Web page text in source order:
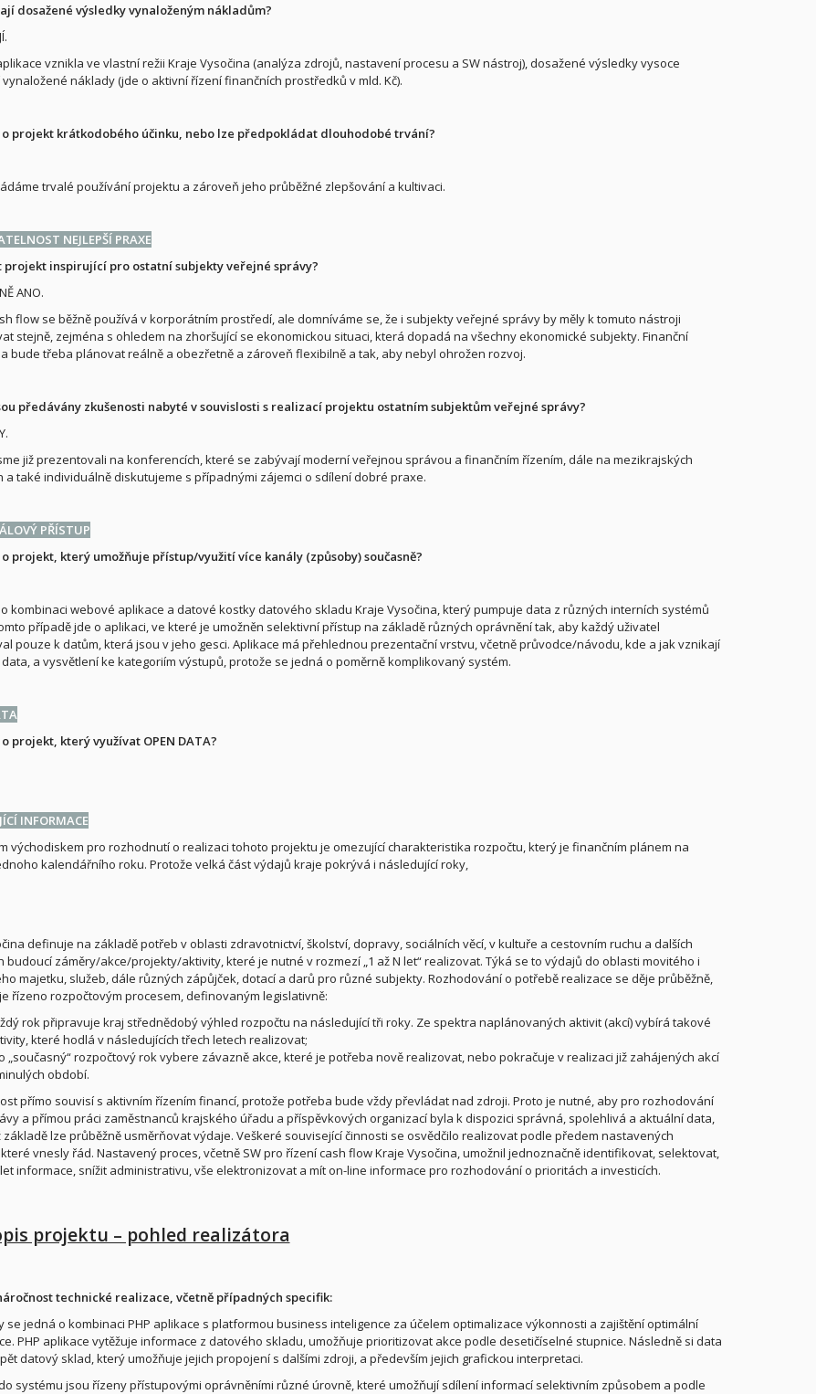
dosažené výsledky vynaloženým nákladům?
vznikla ve vlastní režii Kraje Vysočina (analýza zdrojů, nastavení procesu a SW nástroj), dosažené výsledky vysoce
náklady (jde o aktivní řízení finančních prostředků v mld. Kč).
o projekt krátkodobého účinku, nebo lze předpokládat dlouhodobé trvání?
trvalé používání projektu a zároveň jeho průběžné zlepšování a kultivaci.
NEJLEPŠÍ PRAXE
projekt inspirující pro ostatní subjekty veřejné správy?
ANO.
flow se běžně používá v korporátním prostředí, ale domníváme se, že i subjekty veřejné správy by měly k tomuto nástroji
stejně, zejména s ohledem na zhoršující se ekonomickou situaci, která dopadá na všechny ekonomické subjekty. Finanční
bude třeba plánovat reálně a obezřetně a zároveň flexibilně a tak, aby nebyl ohrožen rozvoj.
předávány zkušenosti nabyté v souvislosti s realizací projektu ostatním subjektům veřejné správy?
již prezentovali na konferencích, které se zabývají moderní veřejnou správou a finančním řízením, dále na mezikrajských
a také individuálně diskutujeme s případnými zájemci o sdílení dobré praxe.
PŘÍSTUP
o projekt, který umožňuje přístup/využití více kanály (způsoby) současně?
o kombinaci webové aplikace a datové kostky datového skladu Kraje Vysočina, který pumpuje data z různých interních systémů
případě jde o aplikaci, ve které je umožněn selektivní přístup na základě různých oprávnění tak, aby každý uživatel
pouze k datům, která jsou v jeho gesci. Aplikace má přehlednou prezentační vrstvu, včetně průvodce/návodu, kde a jak vznikají
a vysvětlení ke kategoriím výstupů, protože se jedná o poměrně komplikovaný systém.
o projekt, který využívat OPEN DATA?
INFORMACE
východiskem pro rozhodnutí o realizaci tohoto projektu je omezující charakteristika rozpočtu, který je finančním plánem na
kalendářního roku. Protože velká část výdajů kraje pokrývá i následující roky,
definuje na základě potřeb v oblasti zdravotnictví, školství, dopravy, sociálních věcí, v kultuře a cestovním ruchu a dalších
budoucí záměry/akce/projekty/aktivity, které je nutné v rozmezí „1 až N let“ realizovat. Týká se to výdajů do oblasti movitého i
majetku, služeb, dále různých zápůjček, dotací a darů pro různé subjekty. Rozhodování o potřebě realizace se děje průběžně,
řízeno rozpočtovým procesem, definovaným legislativně:
rok připravuje kraj střednědobý výhled rozpočtu na následující tři roky. Ze spektra naplánovaných aktivit (akcí) vybírá takové
které hodlá v následujících třech letech realizovat;
„současný“ rozpočtový rok vybere závazně akce, které je potřeba nově realizovat, nebo pokračuje v realizaci již zahájených akcí
období.
přímo souvisí s aktivním řízením financí, protože potřeba bude vždy převládat nad zdroji. Proto je nutné, aby pro rozhodování
a přímou práci zaměstnanců krajského úřadu a příspěvkových organizací byla k dispozici správná, spolehlivá a aktuální data,
základě lze průběžně usměrňovat výdaje. Veškeré související činnosti se osvědčilo realizovat podle předem nastavených
vnesly řád. Nastavený proces, včetně SW pro řízení cash flow Kraje Vysočina, umožnil jednoznačně identifikovat, selektovat,
informace, snížit administrativu, vše elektronizovat a mít on-line informace pro rozhodování o prioritách a investicích.
projektu – pohled realizátora
technické realizace, včetně případných specifik:
se jedná o kombinaci PHP aplikace s platformou business inteligence za účelem optimalizace výkonnosti a zajištění optimální
PHP aplikace vytěžuje informace z datového skladu, umožňuje prioritizovat akce podle desetičíselné stupnice. Následně si data
datový sklad, který umožňuje jejich propojení s dalšími zdroji, a především jejich grafickou interpretaci.
systému jsou řízeny přístupovými oprávněními různé úrovně, které umožňují sdílení informací selektivním způsobem a podle